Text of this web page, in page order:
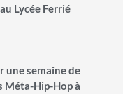
Lycée Ferrié
une semaine de
Méta-Hip-Hop à